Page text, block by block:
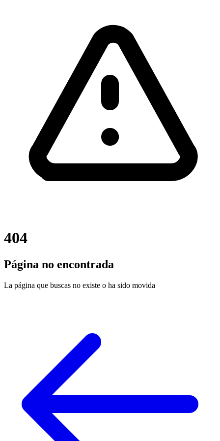
404
Página no encontrada
La página que buscas no existe o ha sido movida